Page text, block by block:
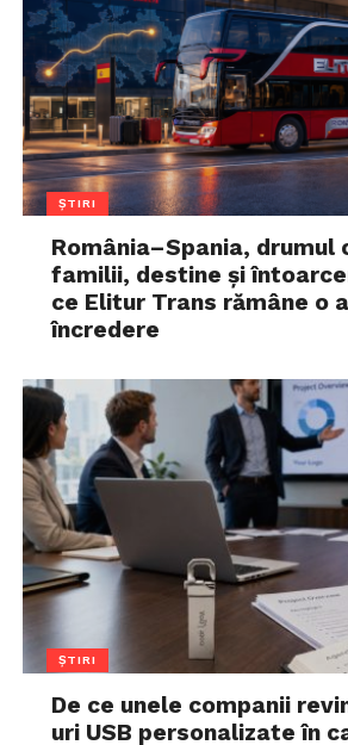
ȘTIRI
România–Spania, drumul
familii, destine și
ce Elitur Trans rămâne o
încredere
ȘTIRI
De ce unele companii
uri USB personalizate în